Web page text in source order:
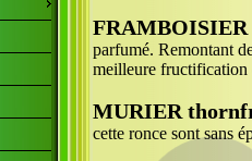
FRAMBOISIER
parfumé. Remontant
meilleure fructification
MURIER
cette ronce sont sans